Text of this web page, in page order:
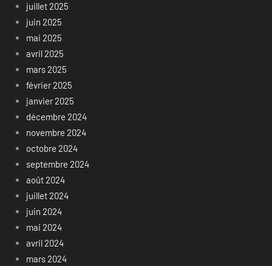
juillet 2025
juin 2025
mai 2025
avril 2025
mars 2025
février 2025
janvier 2025
décembre 2024
novembre 2024
octobre 2024
septembre 2024
août 2024
juillet 2024
juin 2024
mai 2024
avril 2024
mars 2024